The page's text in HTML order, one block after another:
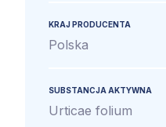
KRAJ PRODUCENTA
Polska
SUBSTANCJA AKTYWNA
Urticae folium